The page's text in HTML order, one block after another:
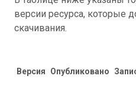
версии ресурса, которые
скачивания.
Версия Опубликовано